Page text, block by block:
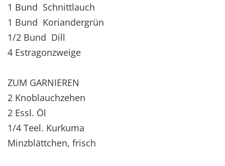
1 Bund Schnittlauch
1 Bund Koriandergrün
1/2 Bund Dill
4 Estragonzweige
ZUM GARNIEREN
2 Knoblauchzehen
2 Essl. Öl
1/4 Teel. Kurkuma
Minzblättchen, frisch